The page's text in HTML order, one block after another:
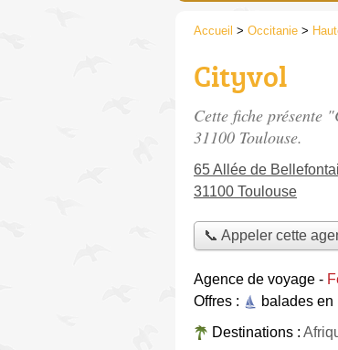
Accueil > Occitanie >
Cityvol
Cette fiche présente
31100 Toulouse.
65 Allée de
31100 Toulouse
📞 Appeler cette
Agence de voyage -
Offres :
balades en
Destinations :